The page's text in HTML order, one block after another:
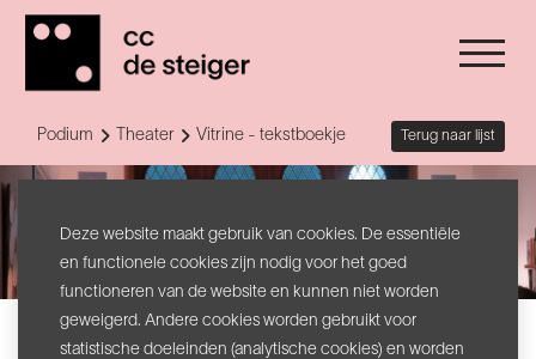
Podium Theater Vitrine - tekstboekje Terug naar lijst
tekstboekje
Deze website maakt gebruik van cookies. De essentiële
en functionele cookies zijn nodig voor het goed
functioneren van de website en kunnen niet worden
geweigerd. Andere cookies worden gebruikt voor
statistische doeleinden (analytische cookies) en worden